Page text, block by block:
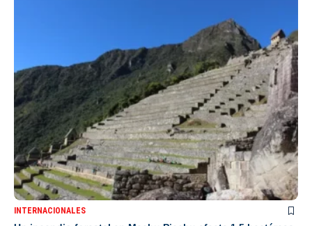
INTERNACIONALES